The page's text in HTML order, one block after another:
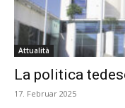
Attualità
La politica
17. Februar 2025